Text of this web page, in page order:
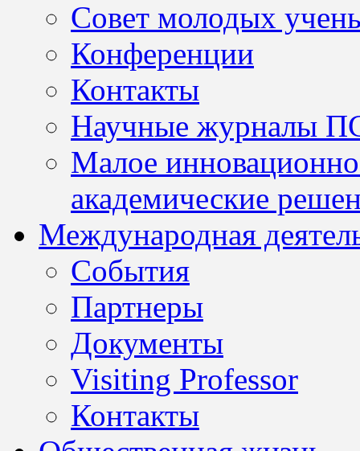
Совет молодых
Конференции
Контакты
Научные журналы
Малое
академические
Международная
События
Партнеры
Документы
Visiting Professor
Контакты